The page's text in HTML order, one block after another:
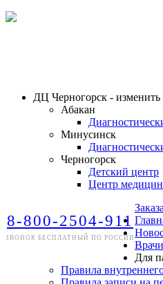
ДЦ Черногорск - изменить
Абакан
Минусинск
Черногорск
Детский центр
Центр
8-800-2504-911
ЗВОНОК БЕСПЛАТНЫЙ ПО РОССИИ
Врачи
Для
Правила